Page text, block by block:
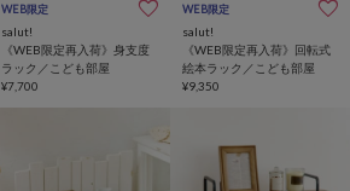
WEB限定
salut!
《WEB限定再入荷》身支度
ラック／こども部屋
¥7,700
WEB限定
salut!
《WEB限定再入荷》回転式
絵本ラック／こども部屋
¥9,350